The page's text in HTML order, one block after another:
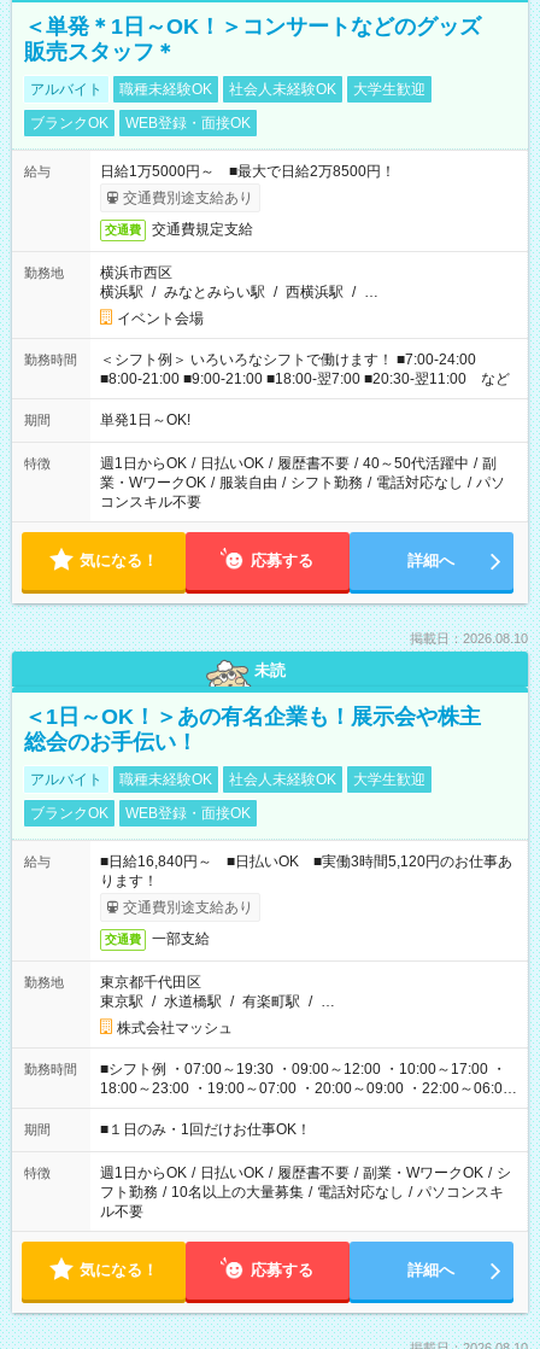
＜単発＊1日～OK！＞コンサートなどのグッズ
販売スタッフ＊
アルバイト 職種未経験OK 社会人未経験OK
大学生歓迎
ブランクOK
WEB登録・面接OK
給与
日給1万5000円～ ■最大で日給2万8500円！
交通費別途支給あり
交通費 交通費規定支給
勤務地
横浜市西区
横浜駅 / みなとみらい駅 / 西横浜駅 / …
イベント会場
勤務時間
＜シフト例＞ いろいろなシフトで働けます！ ■7:00-24:00
■8:00-21:00 ■9:00-21:00 ■18:00-翌7:00 ■20:30-翌11:00 など
期間 単発1日～OK!
特徴 週1日からOK / 日払いOK / 履歴書不要 / 40～50代活躍中 / 副
業・WワークOK / 服装自由 / シフト勤務 / 電話対応なし / パソ
コンスキル不要
気になる！ 応募する 詳細へ
掲載日：2026.08.10
未読
＜1日～OK！＞あの有名企業も！展示会や株主
総会のお手伝い！
アルバイト 職種未経験OK 社会人未経験OK
大学生歓迎
ブランクOK
WEB登録・面接OK
給与
■日給16,840円～ ■日払いOK ■実働3時間5,120円のお仕事あ
ります！
交通費別途支給あり
交通費 一部支給
勤務地
東京都千代田区
東京駅 / 水道橋駅 / 有楽町駅 / …
株式会社マッシュ
勤務時間
■シフト例 ・07:00～19:30 ・09:00～12:00 ・10:00～17:00 ・
18:00～23:00 ・19:00～07:00 ・20:00～09:00 ・22:00～06:00
etc ★最短で3時間で5,120円のお仕事から 15時間で2万円近く稼
げるお仕事も！ ご希望のお時間に合わせてご紹介！ ※シフトは
ください！
期間 ■１日のみ・1回だけお仕事OK！
特徴 週1日からOK / 日払いOK / 履歴書不要 / 副業・WワークOK / シ
フト勤務 / 10名以上の大量募集 / 電話対応なし / パソコンスキ
ル不要
気になる！ 応募する 詳細へ